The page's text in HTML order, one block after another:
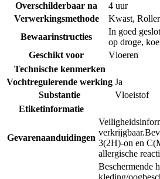
Overschilderbaar na
4 uur
Verwerkingsmethode
Kwast, Roller
Bewaarinstructies
In goed
op droge,
Geschikt voor
Vloeren
Technische kenmerken
Vochtregulerende werking Ja
Substantie
Vloeistof
Etiketinformatie
Gevarenaanduidingen
verkrijgbaar.
3(2H)-on en
allergische
Beschermende
kleding/